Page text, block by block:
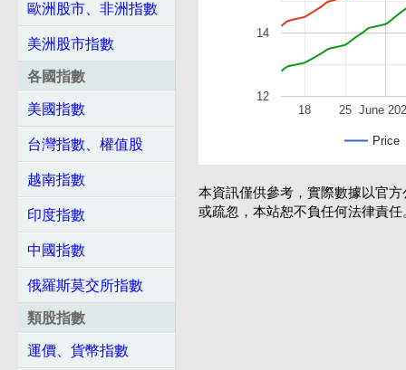
歐洲股市、非洲指數
美洲股市指數
各國指數
美國指數
台灣指數、權值股
越南指數
印度指數
中國指數
俄羅斯莫交所指數
類股指數
運價、貨幣指數
Price
June
18 25
12
14
本資訊僅供參考，實際數據以官
或疏忽，本站恕不負任何法律責任